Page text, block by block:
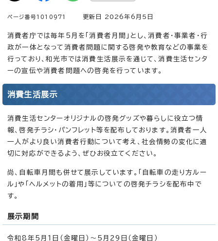
ページ番号1010971 更新日 2026年6月5日
消費者庁では毎年5月を「消費者月間」とし、消費者・事業者・行
政が一体となって消費者問題に関する啓発や教育などの事業を
行っており、和光市では消費生活展示を通じて、消費生活センタ
ーの宣伝や消費者問題への啓発を行っています。
消費生活展示
消費生活センターオリジナルの啓発グッズや暮らしに役立つ情
報、啓発チラシ・パンフレット等を配布しております。消費者一人
一人がより良い消費者行動について考え、社会情勢の変化に適
切に対応ができるよう、ぜひお役立てください。
尚、自転車月間も併せて展示しています。「自転車の走り方ルー
ル」や「ヘルメットの着用」等についての啓発チラシを配布中で
す。
展示期間
令和8年5月1日（金曜日）～5月29日（金曜日）